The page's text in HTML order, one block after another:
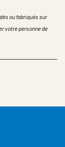
ou fabriqués sur
votre personne de